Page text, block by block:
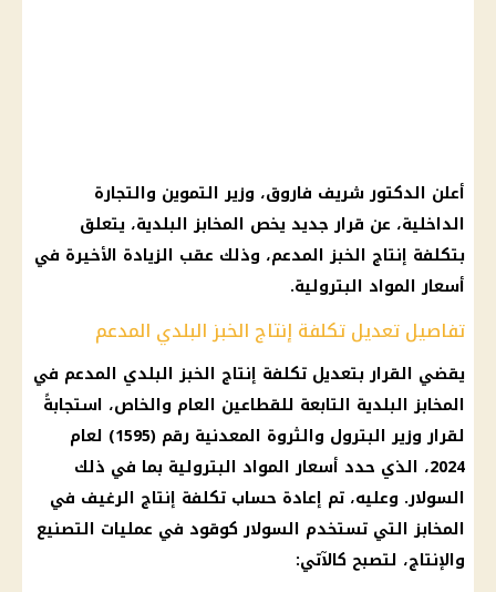
أعلن الدكتور شريف فاروق، وزير التموين والتجارة
الداخلية، عن قرار جديد يخص المخابز البلدية، يتعلق
بتكلفة إنتاج الخبز المدعم، وذلك عقب الزيادة الأخيرة في
أسعار المواد البترولية.
تفاصيل تعديل تكلفة إنتاج الخبز البلدي المدعم
يقضي القرار بتعديل تكلفة إنتاج الخبز البلدي المدعم في
المخابز البلدية التابعة للقطاعين العام والخاص، استجابةً
لقرار وزير البترول والثروة المعدنية رقم (1595) لعام
2024، الذي حدد أسعار المواد البترولية بما في ذلك
السولار. وعليه، تم إعادة حساب تكلفة إنتاج الرغيف في
المخابز التي تستخدم السولار كوقود في عمليات التصنيع
والإنتاج، لتصبح كالآتي: